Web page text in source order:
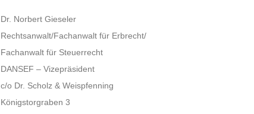
Dr. Norbert Gieseler
Rechtsanwalt/Fachanwalt für Erbrecht/
Fachanwalt für Steuerrecht
DANSEF – Vizepräsident
c/o Dr. Scholz & Weispfenning
Königstorgraben 3